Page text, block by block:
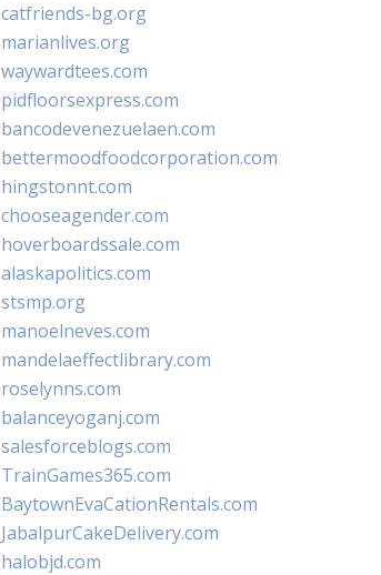
catfriends-bg.org
marianlives.org
waywardtees.com
pidfloorsexpress.com
bancodevenezuelaen.com
bettermoodfoodcorporation.com
hingstonnt.com
chooseagender.com
hoverboardssale.com
alaskapolitics.com
stsmp.org
manoelneves.com
mandelaeffectlibrary.com
roselynns.com
balanceyoganj.com
salesforceblogs.com
TrainGames365.com
BaytownEvaCationRentals.com
JabalpurCakeDelivery.com
halobjd.com